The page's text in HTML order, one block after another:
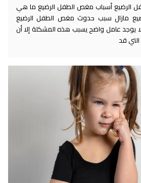
الرضيع أسباب مغص الطفل الرضيع ما هي
مازال سبب حدوث مغص الطفل الرضيع
يوجد عامل واضح يسبب هذه المشكلة إلا أن
التي قد